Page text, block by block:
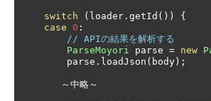
switch ( loader . getId ())
{
case
0 :
// APIの結果を解析する
ParseMoyori parse = new
        parse
. loadJson ( body );
～中略～